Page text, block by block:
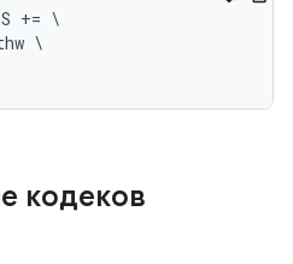
+= \
\
кодеков